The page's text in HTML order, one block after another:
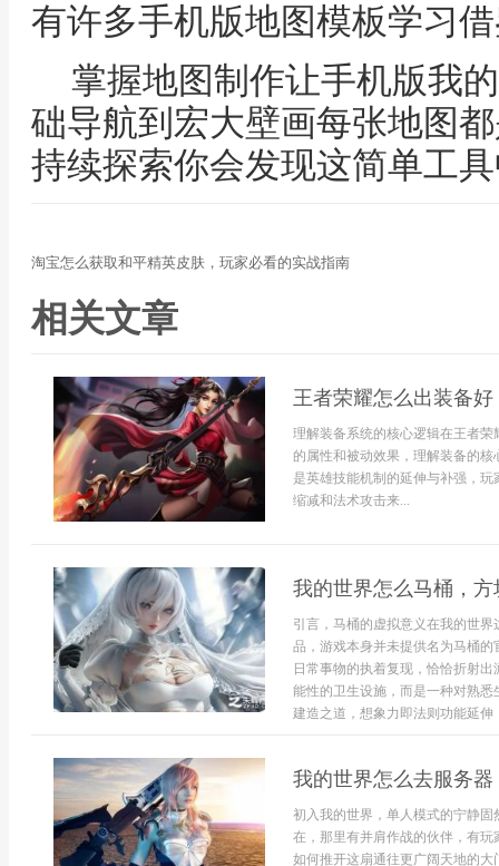
有许多手机版地图模板学习
掌握地图制作让手机版我
础导航到宏大壁画每张地图
持续探索你会发现这简单工
淘宝怎么获取和平精英皮肤，玩家必看的实战指南
相关文章
王者荣耀怎么出装备
理解装备系统的核心逻辑在王者
的属性和被动效果，理解装备的
是英雄技能机制的延伸与补强，
缩减和法术攻击来...
我的世界怎么马桶，
引言，马桶的虚拟意义在我的世
品，游戏本身并未提供名为马桶
日常事物的执着复现，恰恰折射
能性的卫生设施，而是一种对熟
建造之道，想象力即法则功能延伸
我的世界怎么去服务
初入我的世界，单人模式的宁静
在，那里有并肩作战的伙伴，有
如何推开这扇通往更广阔天地的